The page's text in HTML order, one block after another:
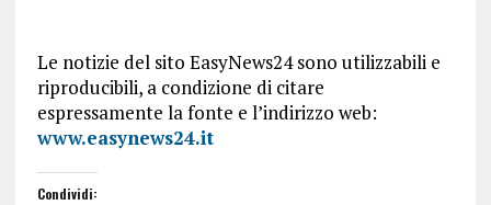
Le notizie del sito EasyNews24 sono utilizzabili e
riproducibili, a condizione di citare
espressamente la fonte e l’indirizzo web:
www.easynews24.it
Condividi: